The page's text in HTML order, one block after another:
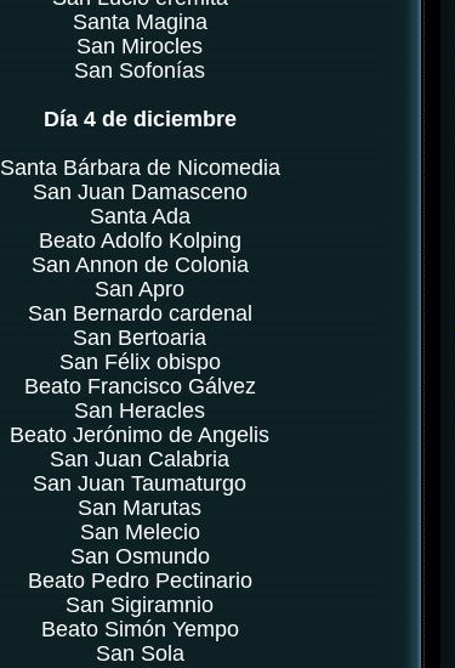
Santa Magina
San Mirocles
San Sofonías
Día 4 de diciembre
Santa Bárbara de Nicomedia
San Juan Damasceno
Santa Ada
Beato Adolfo Kolping
San Annon de Colonia
San Apro
San Bernardo cardenal
San Bertoaria
San Félix obispo
Beato Francisco Gálvez
San Heracles
Beato Jerónimo de Angelis
San Juan Calabria
San Juan Taumaturgo
San Marutas
San Melecio
San Osmundo
Beato Pedro Pectinario
San Sigiramnio
Beato Simón Yempo
San Sola